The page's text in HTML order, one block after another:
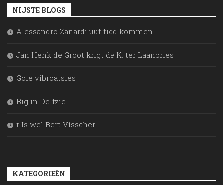
NIJSTE BLOGS
Alessandro Zanardi uut tied kommen
Jan Henk de Groot krigt de K. ter Laanpries
Goie vibroatsies
Big in Delfziel
t Is wel Bert Visscher
KATEGORIEËN